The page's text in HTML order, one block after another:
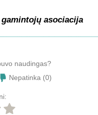
asociacija
naudingas?
Nepatinka (0)